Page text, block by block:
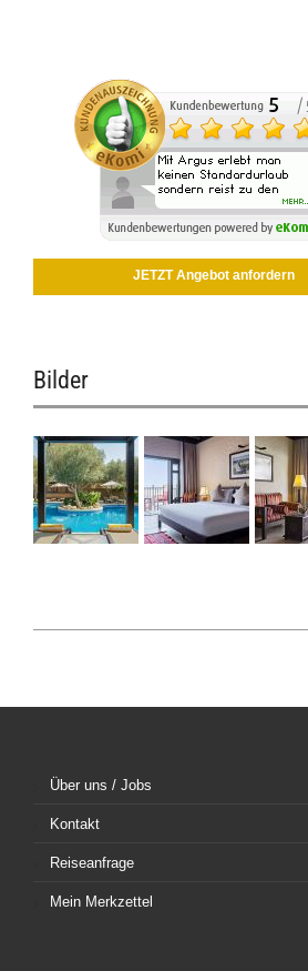
JETZT Angebot anfordern
Bilder
Über uns / Jobs
Kontakt
Reiseanfrage
Mein Merkzettel